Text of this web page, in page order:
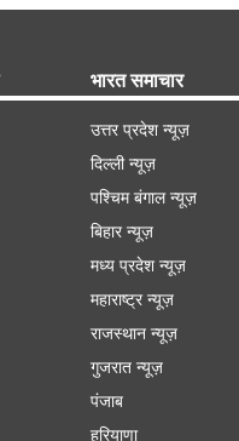
भारत समाचार
उत्तर प्रदेश न्यूज़
दिल्ली न्यूज़
पश्चिम बंगाल न्यूज़
बिहार न्यूज़
मध्य प्रदेश न्यूज़
महाराष्ट्र न्यूज़
राजस्थान न्यूज़
गुजरात न्यूज़
पंजाब
हरियाणा